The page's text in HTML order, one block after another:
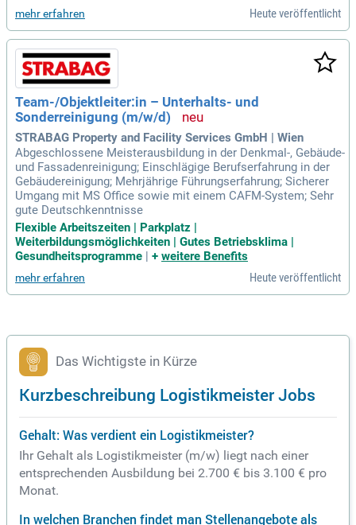
mehr erfahren Heute veröffentlicht
Team-/Objektleiter:in – Unterhalts- und
Sonderreinigung (m/w/d)
STRABAG Property and Facility Services GmbH | Wien
Abgeschlossene Meisterausbildung in der Denkmal-, Gebäude-
und Fassadenreinigung; Einschlägige Berufserfahrung in der
Gebäudereinigung; Mehrjährige Führungserfahrung; Sicherer
Umgang mit MS Office sowie mit einem CAFM-System; Sehr
gute Deutschkenntnisse
Flexible Arbeitszeiten | Parkplatz |
Weiterbildungsmöglichkeiten | Gutes Betriebsklima |
Gesundheitsprogramme
+ weitere Benefits
mehr erfahren Heute veröffentlicht
Das Wichtigste in Kürze
Kurzbeschreibung Logistikmeister Jobs
Gehalt: Was verdient ein Logistikmeister?
Ihr Gehalt als Logistikmeister (m/w) liegt nach einer
entsprechenden Ausbildung bei 2.700 € bis 3.100 € pro
Monat.
In welchen Branchen findet man Stellenangebote als